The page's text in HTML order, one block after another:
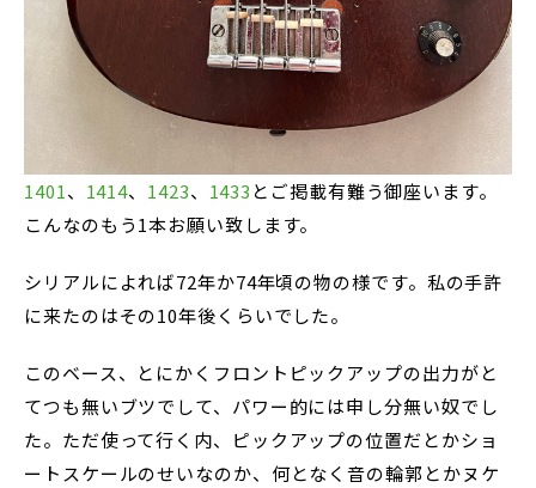
1401、 1414、 1423、 1433 とご掲載有難う御座います。
こんなのもう1本お願い致します。
シリアルによれば72年か74年頃の物の様です。私の手許
に来たのはその10年後くらいでした。
このベース、とにかくフロントピックアップの出力がと
てつも無いブツでして、パワー的には申し分無い奴でし
た。ただ使って行く内、ピックアップの位置だとかショ
ートスケールのせいなのか、何となく音の輪郭とかヌケ